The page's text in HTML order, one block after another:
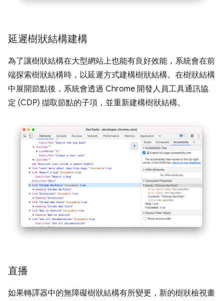
延遲樹狀結構建構
為了讓樹狀結構在大型網站上也能有良好效能，系統會在前
端探索樹狀結構時，以延遲方式建構樹狀結構。在樹狀結構
中展開節點後，系統會透過 Chrome 開發人員工具通訊協
定 (CDP) 擷取節點的子項，並重新建構樹狀結構。
直播
如果轉譯器中的無障礙樹狀結構有所變更，新的樹狀檢視畫